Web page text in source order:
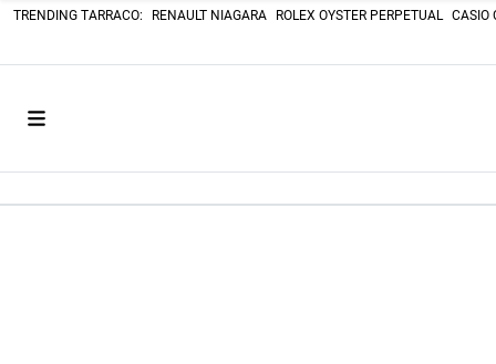
TRENDING TARRACO: RENAULT NIAGARA ROLEX OYSTER PERPETUAL CASIO